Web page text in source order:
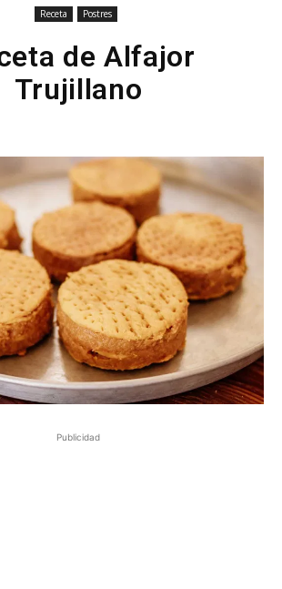
Receta Postres
de Alfajor
Trujillano
Publicidad